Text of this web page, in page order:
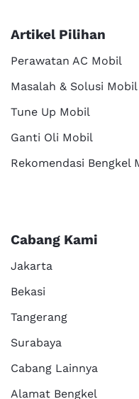
Artikel Pilihan
Perawatan AC Mobil
Masalah & Solusi Mobil
Tune Up Mobil
Ganti Oli Mobil
Rekomendasi Bengkel
Cabang Kami
Jakarta
Bekasi
Tangerang
Surabaya
Cabang Lainnya
Alamat Bengkel